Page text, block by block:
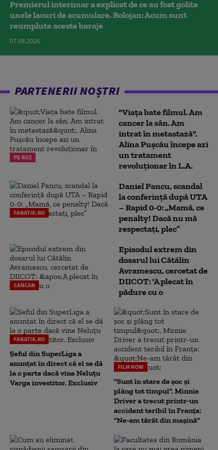
Premierul interimar a explicat de ce au fost golite
unele lacuri de acumulare. Bolojan: Acum sunt
reumplute aceste baraje
07.08.2026
PARTENERII NOȘTRI
PE ROZ
"Viața bate filmul. Am
cancer la sân. Am
intrat în metastază".
Alina Pușcău începe azi
un tratament
revoluționar în L.A.
FANATIK.RO
Daniel Pancu, scandal
la conferință după UTA
– Rapid 0-0: „Mamă, ce
penalty! Dacă nu mă
respectați, plec”
CANCAN
Episodul extrem din
dosarul lui Cătălin
Avramescu, cercetat de
DIICOT: 'A plecat în
pădure cu o
FANATIK.RO
Șeful din SuperLiga a
anunțat în direct că el se dă
la o parte dacă vine Neluțu
Varga investitor. Exclusiv
FILM NOW
"Sunt în stare de șoc și
plâng tot timpul". Minnie
Driver a trecut printr-un
accident teribil în Franța:
"Ne-am târât din mașină"